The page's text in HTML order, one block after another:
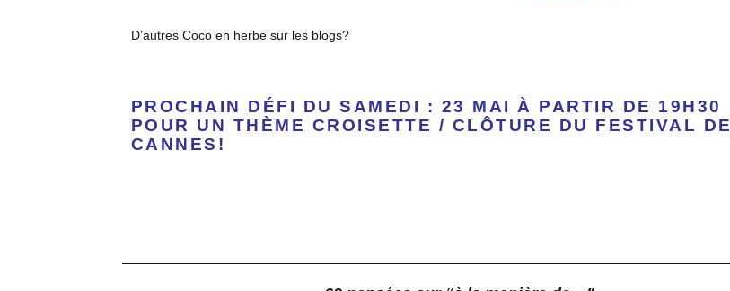
D’autres Coco en herbe sur les blogs?
PROCHAIN DÉFI DU SAMEDI : 23 MAI À PARTIR DE 19H30
POUR UN THÈME CROISETTE / CLÔTURE DU FESTIVAL DE
CANNES!